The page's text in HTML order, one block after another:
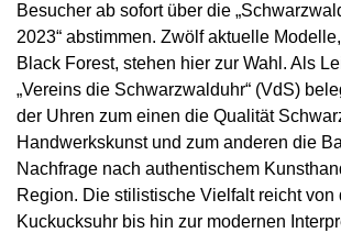
Besucher ab sofort über die
2023“ abstimmen. Zwölf aktuelle
Black Forest, stehen hier zur Wahl. Als
„Vereins die Schwarzwalduhr“ (VdS)
der Uhren zum einen die Qualität
Handwerkskunst und zum anderen die
Nachfrage nach authentischem
Region. Die stilistische Vielfalt reicht von
Kuckucksuhr bis hin zur modernen